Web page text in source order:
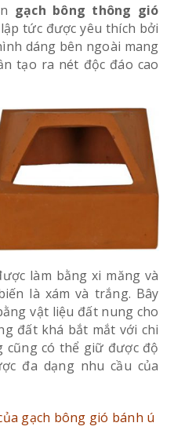
gạch bông thông gió
tức được yêu thích bởi
dáng bên ngoài mang
tạo ra nét độc đáo cao
làm bằng xi măng và
là xám và trắng. Bây
vật liệu đất nung cho
đất khá bắt mắt với chi
cũng có thể giữ được độ
đa dạng nhu cầu của
gạch bông gió bánh ú